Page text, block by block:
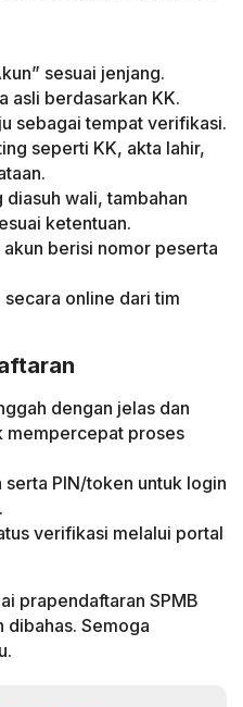
sesuai jenjang.
asli berdasarkan KK.
sebagai tempat verifikasi.
seperti KK, akta lahir,
diasuh wali, tambahan
ketentuan.
berisi nomor peserta
online dari tim
dengan jelas dan
mempercepat proses
PIN/token untuk login
verifikasi melalui portal
prapendaftaran SPMB
dibahas. Semoga